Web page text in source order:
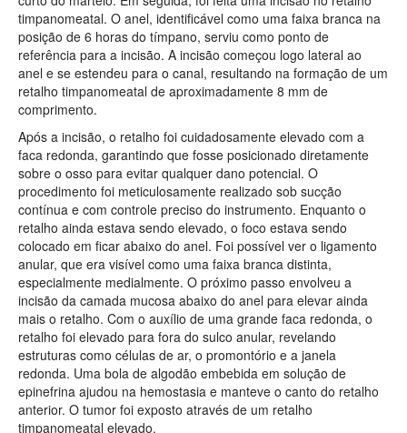
timpanomeatal. O anel, identificável como uma faixa branca na
posição de 6 horas do tímpano, serviu como ponto de
referência para a incisão. A incisão começou logo lateral ao
anel e se estendeu para o canal, resultando na formação de um
retalho timpanomeatal de aproximadamente 8 mm de
comprimento.
Após a incisão, o retalho foi cuidadosamente elevado com a
faca redonda, garantindo que fosse posicionado diretamente
sobre o osso para evitar qualquer dano potencial. O
procedimento foi meticulosamente realizado sob sucção
contínua e com controle preciso do instrumento. Enquanto o
retalho ainda estava sendo elevado, o foco estava sendo
colocado em ficar abaixo do anel. Foi possível ver o ligamento
anular, que era visível como uma faixa branca distinta,
especialmente medialmente. O próximo passo envolveu a
incisão da camada mucosa abaixo do anel para elevar ainda
mais o retalho. Com o auxílio de uma grande faca redonda, o
retalho foi elevado para fora do sulco anular, revelando
estruturas como células de ar, o promontório e a janela
redonda. Uma bola de algodão embebida em solução de
epinefrina ajudou na hemostasia e manteve o canto do retalho
anterior. O tumor foi exposto através de um retalho
timpanomeatal elevado.